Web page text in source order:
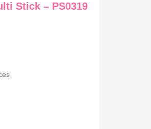
Stick – PS0319